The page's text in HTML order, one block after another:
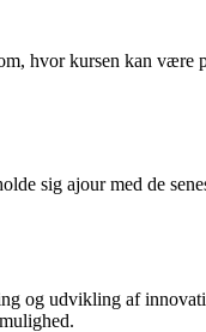
hvor kursen kan være
sig ajour med de
og udvikling af